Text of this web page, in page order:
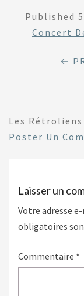
Published
Concert
←
Les Rétroliens
Poster Un
Laisser un
Votre adresse
obligatoires
Commentaire *